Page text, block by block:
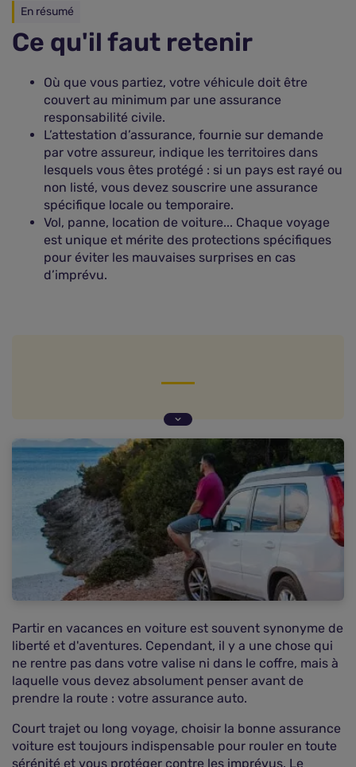
En résumé
Ce qu'il faut retenir
Où que vous partiez, votre véhicule doit être
couvert au minimum par une assurance
responsabilité civile.
L’attestation d’assurance, fournie sur demande
par votre assureur, indique les territoires dans
lesquels vous êtes protégé : si un pays est rayé ou
non listé, vous devez souscrire une assurance
spécifique locale ou temporaire.
Vol, panne, location de voiture... Chaque voyage
est unique et mérite des protections spécifiques
pour éviter les mauvaises surprises en cas
d’imprévu.
Comment se conforter à l'obligation d'assurance
auto selon les pays ?
Quelles garanties pour votre assurance auto ?
FAQ : vos questions fréquentes sur l'assurance
voiture en vacances
Partir en vacances en voiture est souvent synonyme de
liberté et d'aventures. Cependant, il y a une chose qui
ne rentre pas dans votre valise ni dans le coffre, mais à
laquelle vous devez absolument penser avant de
prendre la route : votre assurance auto.
Court trajet ou long voyage, choisir la bonne assurance
voiture est toujours indispensable pour rouler en toute
sérénité et vous protéger contre les imprévus. Le